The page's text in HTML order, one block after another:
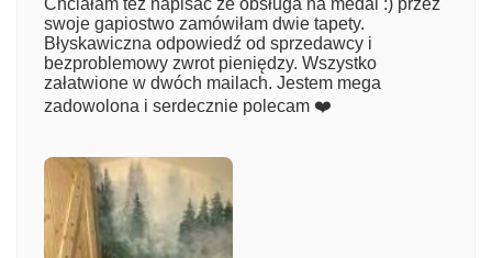
Imię
swoje gapiostwo zamówiłam dwie tapety.
Błyskawiczna odpowiedź od sprzedawcy i
bezproblemowy zwrot pieniędzy. Wszystko
załatwione w dwóch mailach. Jestem mega
zadowolona i serdecznie polecam ❤️